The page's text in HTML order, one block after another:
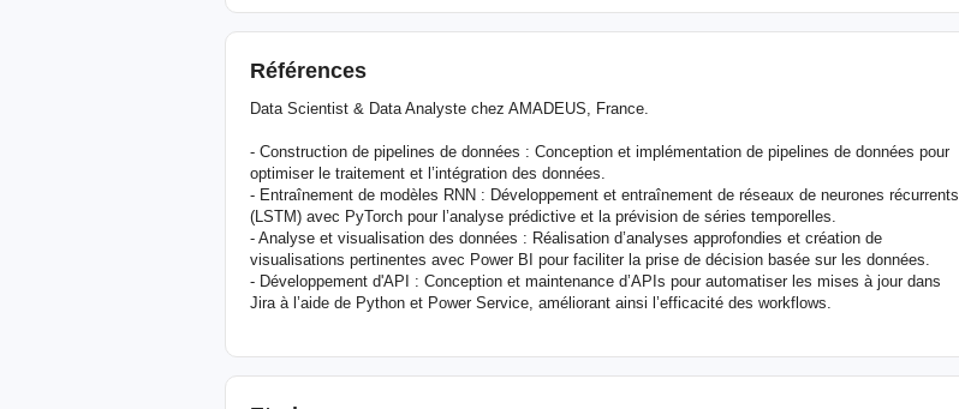
Références
Data Scientist & Data Analyste chez AMADEUS, France.
- Construction de pipelines de données : Conception et implémentation de pipelines de données pour
optimiser le traitement et l’intégration des données.
- Entraînement de modèles RNN : Développement et entraînement de réseaux de neurones récurrents
(LSTM) avec PyTorch pour l’analyse prédictive et la prévision de séries temporelles.
- Analyse et visualisation des données : Réalisation d’analyses approfondies et création de
visualisations pertinentes avec Power BI pour faciliter la prise de décision basée sur les données.
- Développement d'API : Conception et maintenance d’APIs pour automatiser les mises à jour dans
Jira à l’aide de Python et Power Service, améliorant ainsi l’efficacité des workflows.